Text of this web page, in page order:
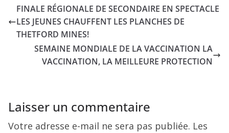
FINALE RÉGIONALE DE SECONDAIRE EN SPECTACLE
LES JEUNES CHAUFFENT LES PLANCHES DE
THETFORD MINES!
SEMAINE MONDIALE DE LA VACCINATION LA
VACCINATION, LA MEILLEURE PROTECTION
Laisser un commentaire
Votre adresse e-mail ne sera pas publiée. Les